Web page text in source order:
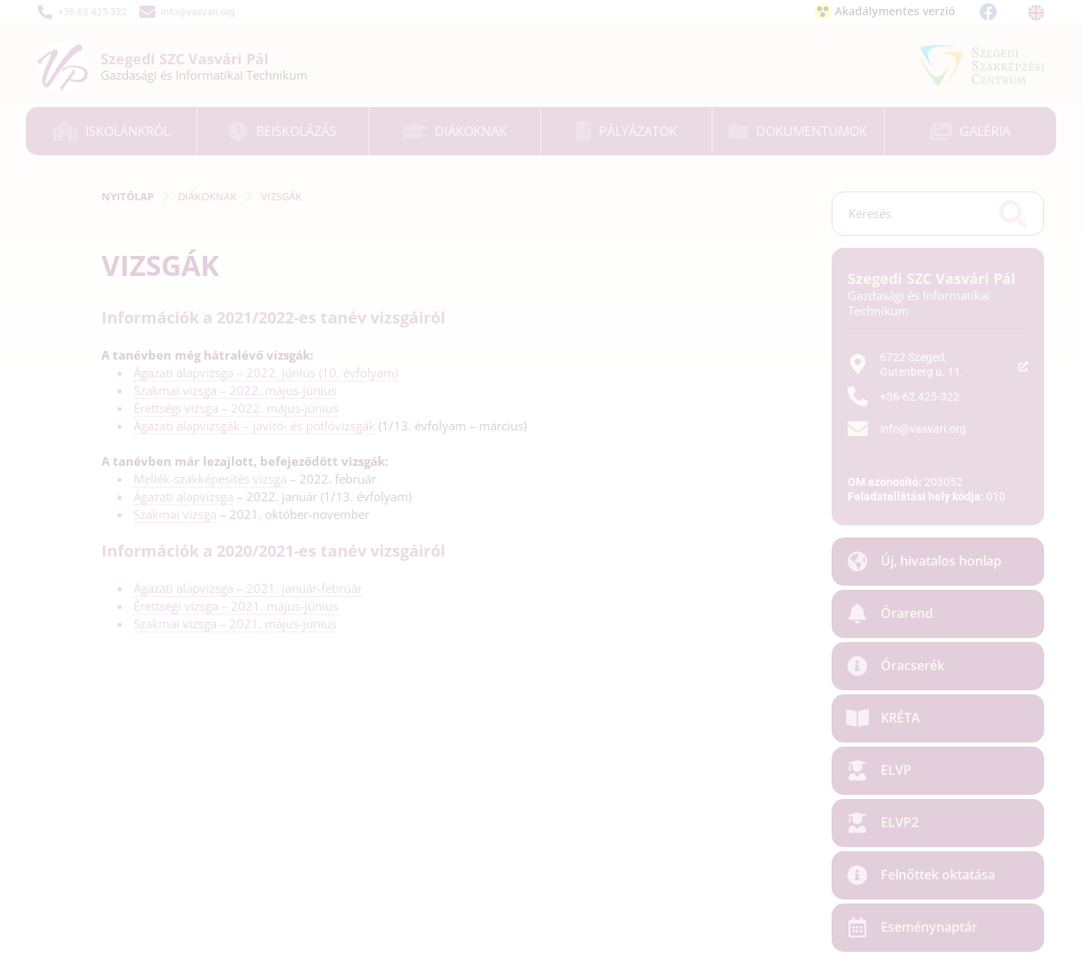
+36-62 425-322 info@vasvari.org Akadálymentes verzió
Szegedi SZC Vasvári Pál
Gazdasági és Informatikai Technikum
ISKOLÁNKRÓL BEISKOLÁZÁS DIÁKOKNAK PÁLYÁZATOK DOKUMENTUMOK GALÉRIA
NYITÓLAP DIÁKOKNAK VIZSGÁK
VIZSGÁK
Információk a 2021/2022-es tanév vizsgáiról
A tanévben még hátralévő vizsgák:
Ágazati alapvizsga – 2022. június (10. évfolyam)
Szakmai vizsga – 2022. május-június
Érettségi vizsga – 2022. május-június
Ágazati alapvizsgák – javító- és pótlóvizsgák (1/13. évfolyam – március)
A tanévben már lezajlott, befejeződött vizsgák:
Mellék-szakképesítés vizsga – 2022. február
Ágazati alapvizsga – 2022. január (1/13. évfolyam)
Szakmai vizsga – 2021. október-november
Információk a 2020/2021-es tanév vizsgáiról
Ágazati alapvizsga – 2021. január-február
Érettségi vizsga – 2021. május-június
Szakmai vizsga – 2021. május-június
Szegedi SZC Vasvári Pál
Gazdasági és Informatikai
Technikum
6722 Szeged,
Gutenberg u. 11.
+36-62 425-322
info@vasvari.org
OM azonosító: 203052
Feladatellátási hely kódja: 010
Új, hivatalos honlap
Órarend
Óracserék
KRÉTA
ELVP
ELVP2
Felnőttek oktatása
Eseménynaptár